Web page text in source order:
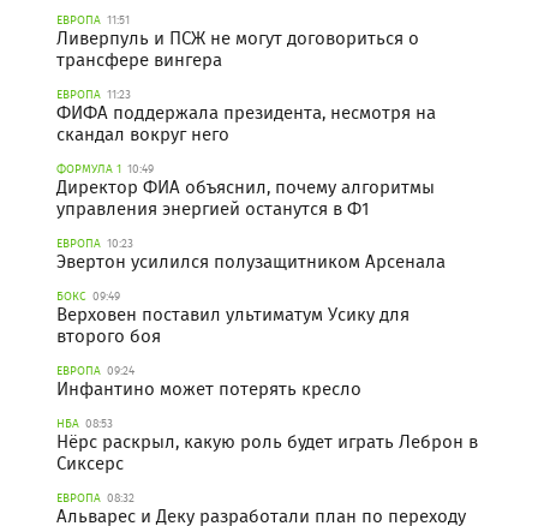
ЕВРОПА 11:51
Ливерпуль и ПСЖ не могут договориться о
трансфере вингера
ЕВРОПА 11:23
ФИФА поддержала президента, несмотря на
скандал вокруг него
ФОРМУЛА 1 10:49
Директор ФИА объяснил, почему алгоритмы
управления энергией останутся в Ф1
ЕВРОПА 10:23
Эвертон усилился полузащитником Арсенала
БОКС 09:49
Верховен поставил ультиматум Усику для
второго боя
ЕВРОПА 09:24
Инфантино может потерять кресло
НБА 08:53
Нёрс раскрыл, какую роль будет играть Леброн в
Сиксерс
ЕВРОПА 08:32
Альварес и Деку разработали план по переходу